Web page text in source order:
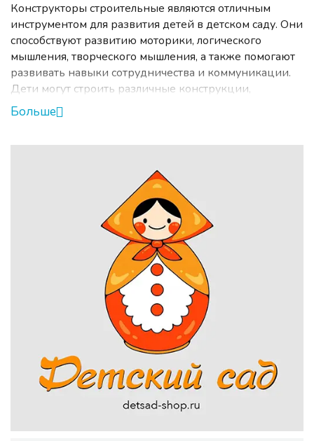
Конструкторы строительные являются отличным
инструментом для развития детей в детском саду. Они
способствуют развитию моторики, логического
мышления, творческого мышления, а также помогают
развивать навыки сотрудничества и коммуникации.
Дети могут строить различные конструкции,
экспериментировать с формами и цветами, а также
учиться решать проблемы и задачи. Конструкторы
понимать принципы стабильности и прочности
конструкций. Работа с конструкторами также
способствует развитию внимания и усидчивости.
Поэтому включение конструкторов строительных в
образовательный процесс детского сада является
важным и полезным элементом, который способствует
всестороннему развитию детей.
Больше